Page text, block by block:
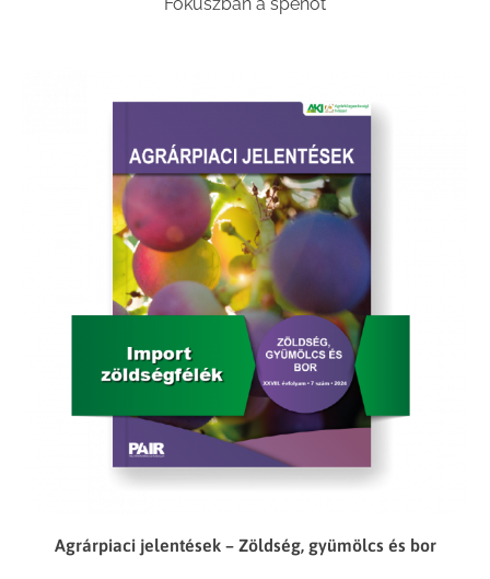
Agrárpiaci jelentések – Zöldség, gyümölcs és bor